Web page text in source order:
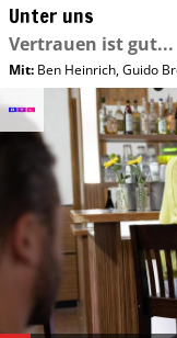
Unter uns
Vertrauen ist gut...
Mit: Ben Heinrich,Guido